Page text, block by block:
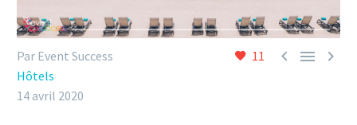
11   
Par Event Success
Hôtels
14 avril 2020